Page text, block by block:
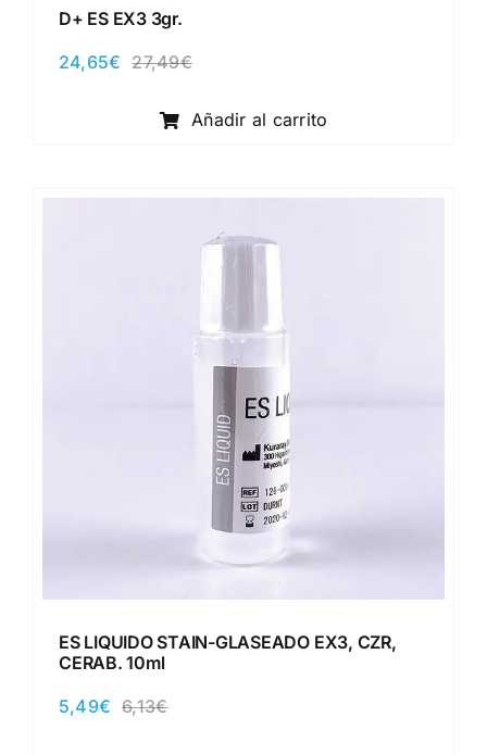
D+ ES EX3 3gr.
27,49€El
original
era:
24,65€
El
actual
es:
Añadir al carrito
ES LIQUIDO STAIN-GLASEADO EX3, CZR,
CERAB. 10ml
6,13€El
5,49€
El